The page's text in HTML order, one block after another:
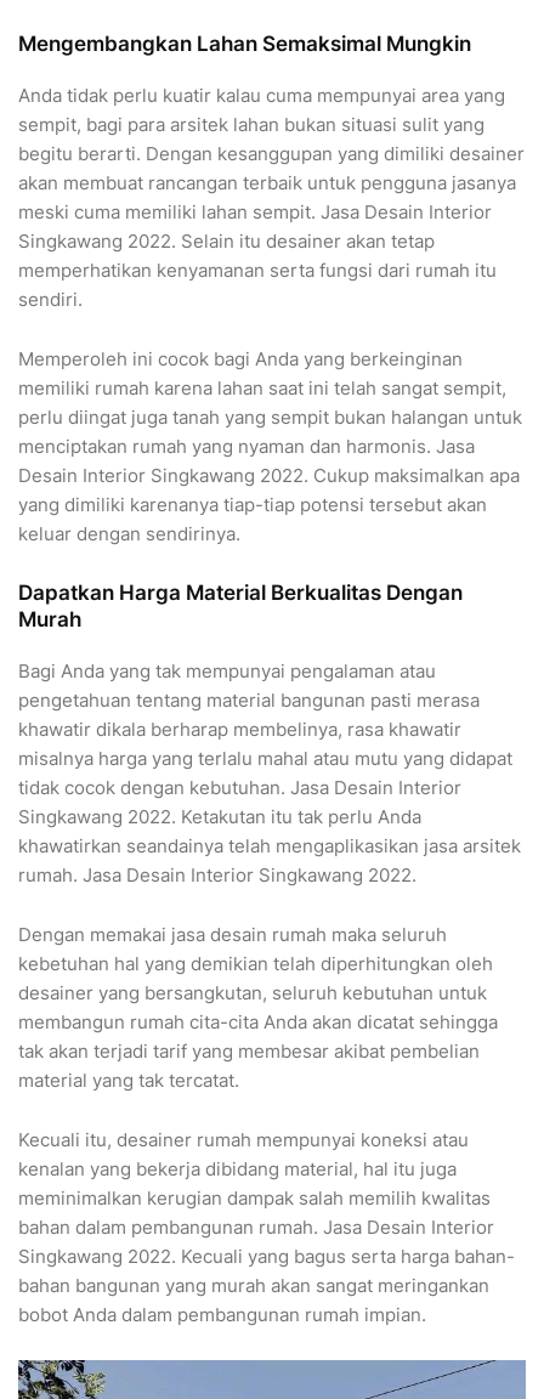
Mengembangkan Lahan Semaksimal Mungkin
Anda tidak perlu kuatir kalau cuma mempunyai area yang
sempit, bagi para arsitek lahan bukan situasi sulit yang
begitu berarti. Dengan kesanggupan yang dimiliki desainer
akan membuat rancangan terbaik untuk pengguna jasanya
meski cuma memiliki lahan sempit. Jasa Desain Interior
Singkawang 2022. Selain itu desainer akan tetap
memperhatikan kenyamanan serta fungsi dari rumah itu
sendiri.
Memperoleh ini cocok bagi Anda yang berkeinginan
memiliki rumah karena lahan saat ini telah sangat sempit,
perlu diingat juga tanah yang sempit bukan halangan untuk
menciptakan rumah yang nyaman dan harmonis. Jasa
Desain Interior Singkawang 2022. Cukup maksimalkan apa
yang dimiliki karenanya tiap-tiap potensi tersebut akan
keluar dengan sendirinya.
Dapatkan Harga Material Berkualitas Dengan
Murah
Bagi Anda yang tak mempunyai pengalaman atau
pengetahuan tentang material bangunan pasti merasa
khawatir dikala berharap membelinya, rasa khawatir
misalnya harga yang terlalu mahal atau mutu yang didapat
tidak cocok dengan kebutuhan. Jasa Desain Interior
Singkawang 2022. Ketakutan itu tak perlu Anda
khawatirkan seandainya telah mengaplikasikan jasa arsitek
rumah. Jasa Desain Interior Singkawang 2022.
Dengan memakai jasa desain rumah maka seluruh
kebetuhan hal yang demikian telah diperhitungkan oleh
desainer yang bersangkutan, seluruh kebutuhan untuk
membangun rumah cita-cita Anda akan dicatat sehingga
tak akan terjadi tarif yang membesar akibat pembelian
material yang tak tercatat.
Kecuali itu, desainer rumah mempunyai koneksi atau
kenalan yang bekerja dibidang material, hal itu juga
meminimalkan kerugian dampak salah memilih kwalitas
bahan dalam pembangunan rumah. Jasa Desain Interior
Singkawang 2022. Kecuali yang bagus serta harga bahan-
bahan bangunan yang murah akan sangat meringankan
bobot Anda dalam pembangunan rumah impian.